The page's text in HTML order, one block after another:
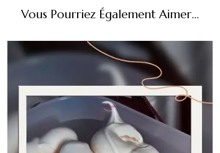
Vous Pourriez Également Aimer...